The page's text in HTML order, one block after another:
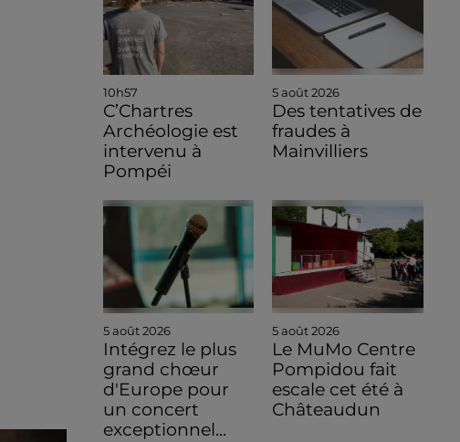
10h57
C’Chartres
Archéologie est
intervenu à
Pompéi
5 août 2026
Des tentatives de
fraudes à
Mainvilliers
5 août 2026
Intégrez le plus
grand chœur
d'Europe pour
un concert
exceptionnel...
5 août 2026
Le MuMo Centre
Pompidou fait
escale cet été à
Châteaudun